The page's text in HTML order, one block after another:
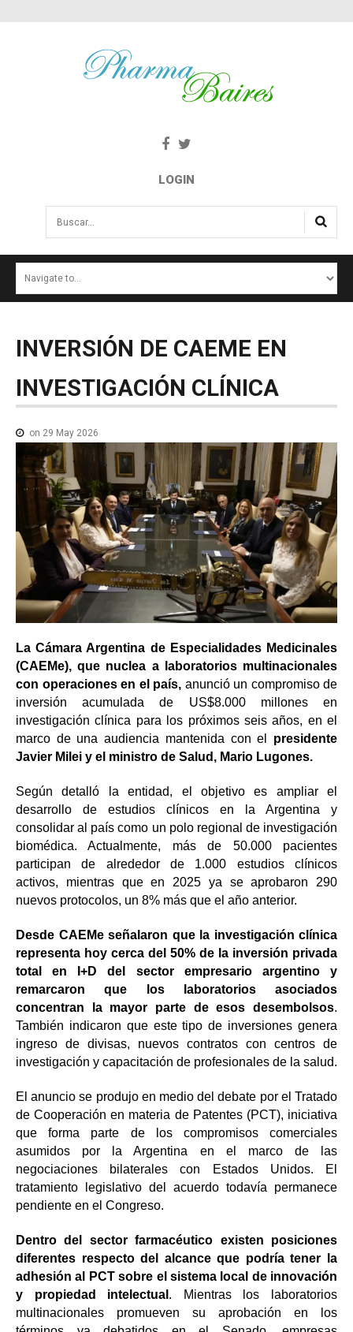
LOGIN
Buscar...
NOTICIAS
NOTICIAS MEDICAMENTOS
CONTACTO
INVERSIÓN DE CAEME EN
INVESTIGACIÓN CLÍNICA
on 29 May 2026
La Cámara Argentina de Especialidades Medicinales
(CAEMe), que nuclea a laboratorios multinacionales
con operaciones en el país, anunció un compromiso de
inversión acumulada de US$8.000 millones en
investigación clínica para los próximos seis años, en el
marco de una audiencia mantenida con el presidente
Javier Milei y el ministro de Salud, Mario Lugones.
Según detalló la entidad, el objetivo es ampliar el
desarrollo de estudios clínicos en la Argentina y
consolidar al país como un polo regional de investigación
biomédica. Actualmente, más de 50.000 pacientes
participan de alrededor de 1.000 estudios clínicos
activos, mientras que en 2025 ya se aprobaron 290
nuevos protocolos, un 8% más que el año anterior.
Desde CAEMe señalaron que la investigación clínica
representa hoy cerca del 50% de la inversión privada
total en I+D del sector empresario argentino y
remarcaron que los laboratorios asociados
concentran la mayor parte de esos desembolsos.
También indicaron que este tipo de inversiones genera
ingreso de divisas, nuevos contratos con centros de
investigación y capacitación de profesionales de la salud.
El anuncio se produjo en medio del debate por el Tratado
de Cooperación en materia de Patentes (PCT), iniciativa
que forma parte de los compromisos comerciales
asumidos por la Argentina en el marco de las
negociaciones bilaterales con Estados Unidos. El
tratamiento legislativo del acuerdo todavía permanece
pendiente en el Congreso.
Dentro del sector farmacéutico existen posiciones
diferentes respecto del alcance que podría tener la
adhesión al PCT sobre el sistema local de innovación
y propiedad intelectual . Mientras los laboratorios
multinacionales promueven su aprobación en los